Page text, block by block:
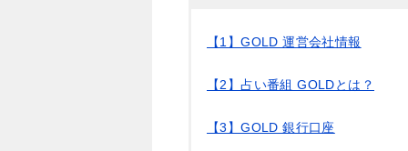
【1】GOLD 運営会社情報
【2】占い番組 GOLDとは？
【3】GOLD 銀行口座